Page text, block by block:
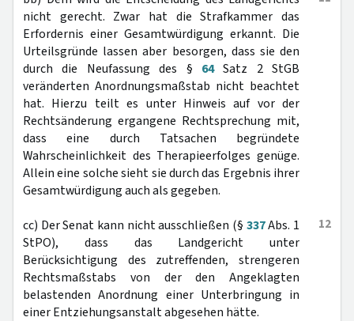
nicht gerecht. Zwar hat die Strafkammer das
Erfordernis einer Gesamtwürdigung erkannt. Die
Urteilsgründe lassen aber besorgen, dass sie den
durch die Neufassung des § 64Satz 2 StGB
veränderten Anordnungsmaßstab nicht beachtet
hat. Hierzu teilt es unter Hinweis auf vor der
Rechtsänderung ergangene Rechtsprechung mit,
dass eine durch Tatsachen begründete
Wahrscheinlichkeit des Therapieerfolges genüge.
Allein eine solche sieht sie durch das Ergebnis ihrer
Gesamtwürdigung auch als gegeben.
12
cc) Der Senat kann nicht ausschließen (§ 337Abs. 1
StPO), dass das Landgericht unter
Berücksichtigung des zutreffenden, strengeren
Rechtsmaßstabs von der den Angeklagten
belastenden Anordnung einer Unterbringung in
einer Entziehungsanstalt abgesehen hätte.